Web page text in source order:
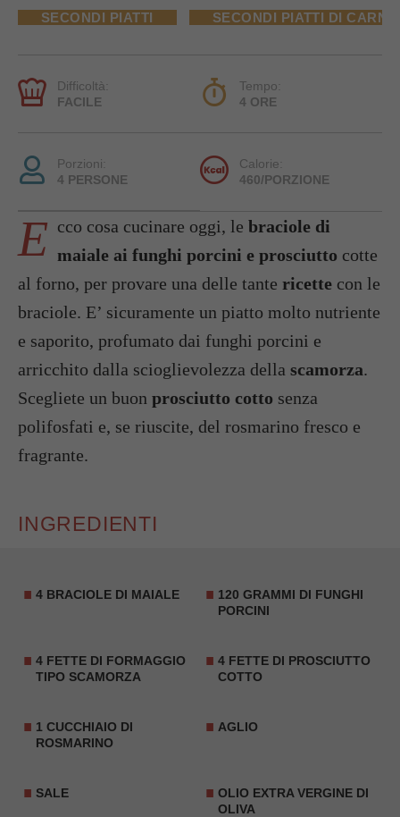
SECONDI PIATTI SECONDI PIATTI DI CARNE
Difficoltà:
FACILE
Tempo:
4 ORE
Porzioni:
4 PERSONE
Calorie:
460/PORZIONE
E cco cosa cucinare oggi, le braciole di
maiale ai funghi porcini e prosciutto cotte
al forno, per provare una delle tante ricette con le
braciole. E’ sicuramente un piatto molto nutriente
e saporito, profumato dai funghi porcini e
arricchito dalla scioglievolezza della scamorza.
Scegliete un buon prosciutto cotto senza
polifosfati e, se riuscite, del rosmarino fresco e
fragrante.
INGREDIENTI
4 BRACIOLE DI MAIALE
120 GRAMMI DI FUNGHI
PORCINI
4 FETTE DI FORMAGGIO
TIPO SCAMORZA
4 FETTE DI PROSCIUTTO
COTTO
1 CUCCHIAIO DI
ROSMARINO
AGLIO
SALE
OLIO EXTRA VERGINE DI
OLIVA